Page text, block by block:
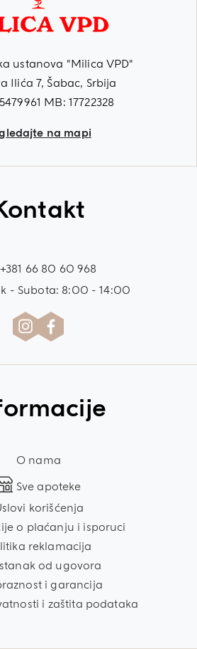
ustanova "Milica VPD"
Ilića 7, Šabac, Srbija
MB: 17722328
na mapi
+381 66 80 60 968
- Subota: 8:00 - 14:00
O nama
Sve apoteke
korišćenja
o plaćanju i isporuci
reklamacija
od ugovora
i garancija
i zaštita podataka